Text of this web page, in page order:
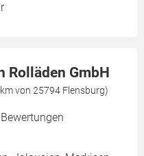
Rolläden GmbH
von 25794 Flensburg)